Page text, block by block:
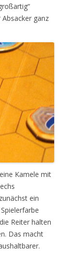
Absacker ganz
Kamele mit
ein
Reiter halten
Das macht